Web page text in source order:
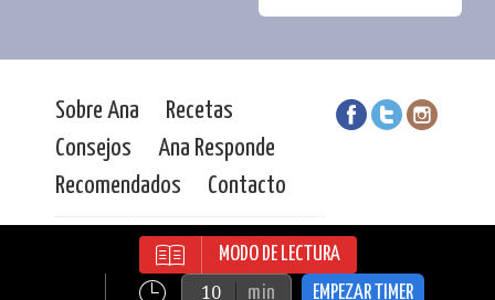
MODO DE LECTURA
min
EMPEZAR TIMER
Sobre Ana
Recetas
Consejos
Ana Responde
Recomendados
Contacto
Ana Durán | Todos los derechos
MJF. Comunicación | © 2016